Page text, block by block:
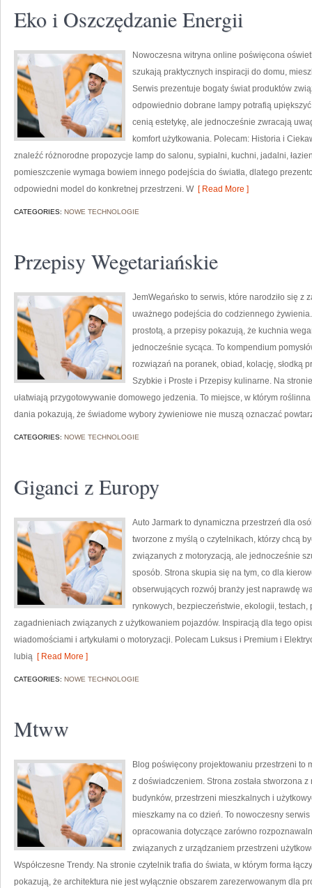
Eko i Oszczędzanie Energii
Nowoczesna witryna online poświęcona
szukają praktycznych inspiracji do domu,
Serwis prezentuje bogaty świat produktów
odpowiednio dobrane lampy potrafią
cenią estetykę, ale jednocześnie zwracają
komfort użytkowania. Polecam: Historia i
znaleźć różnorodne propozycje lamp do salonu, sypialni, kuchni, jadalni,
pomieszczenie wymaga bowiem innego podejścia do światła, dlatego
odpowiedni model do konkretnej przestrzeni. W [ Read More ]
CATEGORIES: NOWE TECHNOLOGIE
Przepisy Wegetariańskie
JemWegańsko to serwis, które narodziło się z
uważnego podejścia do codziennego
prostotą, a przepisy pokazują, że kuchnia
jednocześnie sycąca. To kompendium
rozwiązań na poranek, obiad, kolację, słodką
Szybkie i Proste i Przepisy kulinarne. Na
ułatwiają przygotowywanie domowego jedzenia. To miejsce, w którym
dania pokazują, że świadome wybory żywieniowe nie muszą oznaczać
CATEGORIES: NOWE TECHNOLOGIE
Giganci z Europy
Auto Jarmark to dynamiczna przestrzeń dla
tworzone z myślą o czytelnikach, którzy chcą
związanych z motoryzacją, ale jednocześnie
sposób. Strona skupia się na tym, co dla
obserwujących rozwój branży jest naprawdę
rynkowych, bezpieczeństwie, ekologii,
zagadnieniach związanych z użytkowaniem pojazdów. Inspiracją dla tego
wiadomościami i artykułami o motoryzacji. Polecam Luksus i Premium i
lubią [ Read More ]
CATEGORIES: NOWE TECHNOLOGIE
Mtww
Blog poświęcony projektowaniu przestrzeni to
z doświadczeniem. Strona została stworzona
budynków, przestrzeni mieszkalnych i
mieszkamy na co dzień. To nowoczesny
opracowania dotyczące zarówno
związanych z urządzaniem przestrzeni
Współczesne Trendy. Na stronie czytelnik trafia do świata, w którym forma
pokazują, że architektura nie jest wyłącznie obszarem zarezerwowanym dla